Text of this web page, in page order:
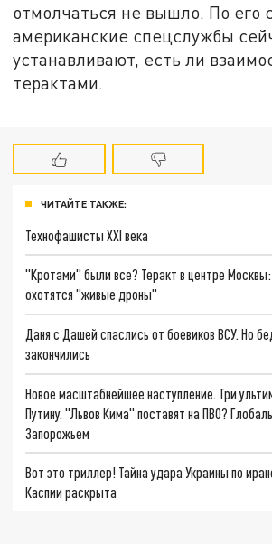
отмолчаться не вышло. По его
американские спецслужбы
устанавливают, есть ли
терактами.
ЧИТАЙТЕ ТАКЖЕ:
Технофашисты XXI века
"Кротами" были все? Теракт в центре Москвы:
охотятся "живые дроны"
Даня с Дашей спаслись от боевиков ВСУ. Но
закончились
Новое масштабнейшее наступление. Три
Путину. "Львов Кима" поставят на ПВО?
Запорожьем
Вот это триллер! Тайна удара Украины по
Каспии раскрыта